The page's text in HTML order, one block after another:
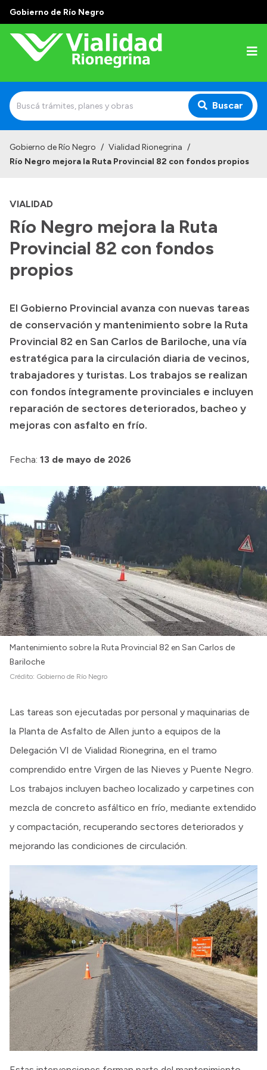
Gobierno de Río Negro
Buscar
Delegaciones
Normativa
Historia Vial
Mi Vial
Correo oficial
Gobierno de Río Negro / Vialidad Rionegrina /
Río Negro mejora la Ruta Provincial 82 con fondos propios
VIALIDAD
Río Negro mejora la Ruta
Provincial 82 con fondos
propios
El Gobierno Provincial avanza con nuevas tareas
de conservación y mantenimiento sobre la Ruta
Provincial 82 en San Carlos de Bariloche, una vía
estratégica para la circulación diaria de vecinos,
trabajadores y turistas. Los trabajos se realizan
con fondos íntegramente provinciales e incluyen
reparación de sectores deteriorados, bacheo y
mejoras con asfalto en frío.
Fecha: 13 de mayo de 2026
Mantenimiento sobre la Ruta Provincial 82 en San Carlos de
Bariloche
Crédito: Gobierno de Río Negro
Las tareas son ejecutadas por personal y maquinarias de
la Planta de Asfalto de Allen junto a equipos de la
Delegación VI de Vialidad Rionegrina, en el tramo
comprendido entre Virgen de las Nieves y Puente Negro.
Los trabajos incluyen bacheo localizado y carpetines con
mezcla de concreto asfáltico en frío, mediante extendido
y compactación, recuperando sectores deteriorados y
mejorando las condiciones de circulación.